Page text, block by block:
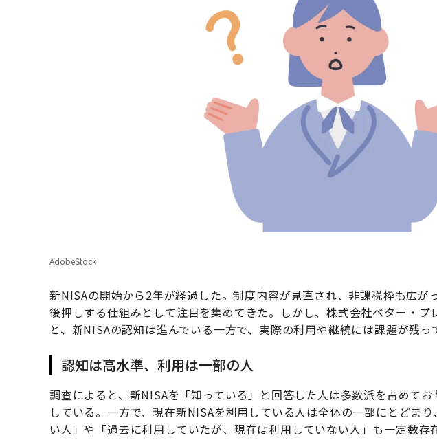
AdobeStock
新NISAの開始から2年が経過した。制度内容が見直され、非課税枠も広が
後押しする仕組みとして注目を集めてきた。しかし、株式会社ベター・プ
と、新NISAの認知は進んでいる一方で、実際の利用や継続には課題が残っ
認知は高水準、利用は一部の人
調査によると、新NISAを「知っている」と回答した人は多数派を占めて
している。一方で、現在新NISAを利用している人は全体の一部にとどま
い人」や「過去に利用していたが、現在は利用していない人」も一定数存